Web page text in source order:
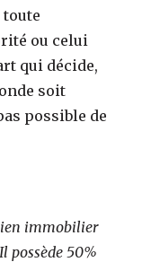
ou celui
qui décide,
soit
possible de
immobilier
possède 50%